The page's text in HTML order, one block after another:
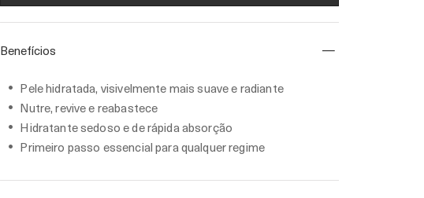
Benefícios
Pele hidratada, visivelmente mais suave e radiante
Nutre, revive e reabastece
Hidratante sedoso e de rápida absorção
Primeiro passo essencial para qualquer regime